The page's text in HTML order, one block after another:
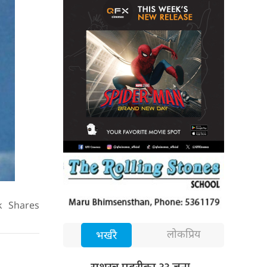
Shares
भर्खरै लोकप्रिय